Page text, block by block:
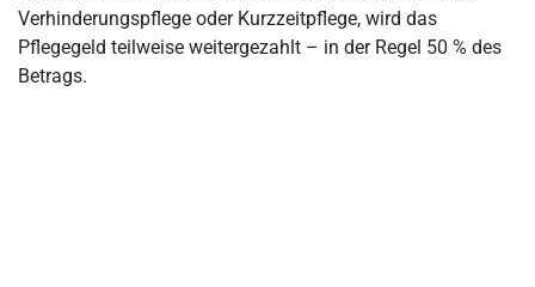
Verhinderungspflege oder Kurzzeitpflege, wird das
Pflegegeld teilweise weitergezahlt – in der Regel 50 % des
Betrags.